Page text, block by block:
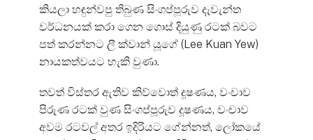
කියලා හඳුන්වපු තිබුණ සිංගප්පූරුව දැවැන්ත
වර්ධනයක් කරා ගෙන ගොස් දියුණු රටක් බවට
පත් කරන්නට ලී ක්වාන් යූගේ (Lee Kuan Yew)
නායකත්වයට හැකි වුණා.
තවත් විස්තර ඇතිව කිව්වොත් දූෂණය, වංචාව
පිරුණ රටක් වුණ සිංගප්පූරුව දූෂණය, වංචාව
අවම රටවල් අතර ඉදිරියට ගේන්නත්, ලෝකයේ